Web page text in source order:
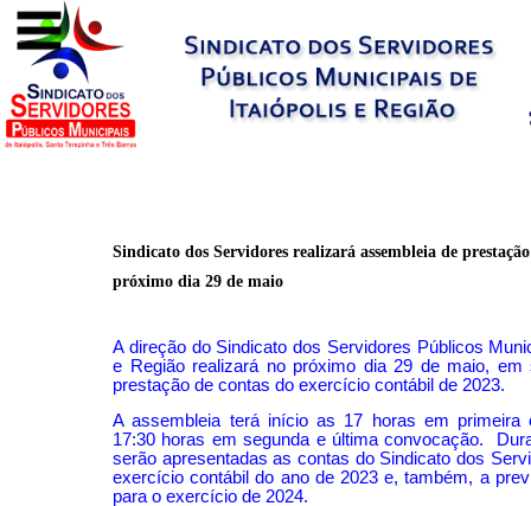
Sindicato dos Servidores realizará assembleia de
próximo dia 29 de maio